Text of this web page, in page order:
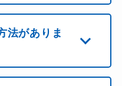
法がありま